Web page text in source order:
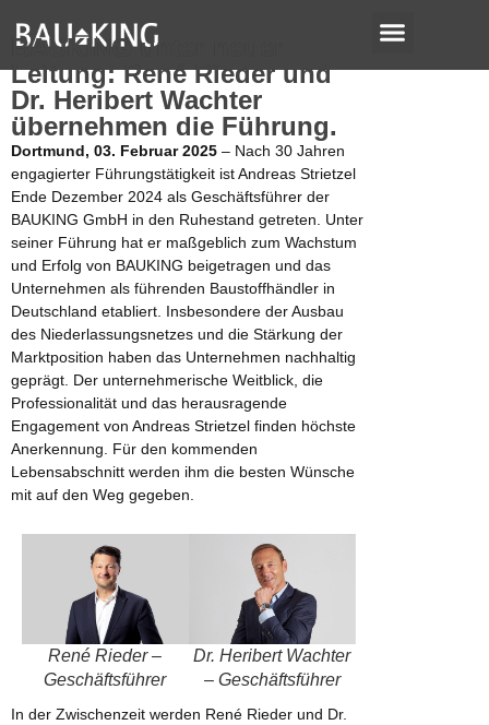
BAUKING unter neuer
Leitung: René Rieder und
Dr. Heribert Wachter
übernehmen die Führung.
Dortmund, 03. Februar2025 – Nach 30 Jahren
engagierter Führungstätigkeit ist Andreas Strietzel
Ende Dezember 2024 als Geschäftsführer der
BAUKING GmbH in den Ruhestand getreten. Unter
seiner Führung hat er maßgeblich zum Wachstum
und Erfolg von BAUKING beigetragen und das
Unternehmen als führenden Baustoffhändler in
Deutschland etabliert. Insbesondere der Ausbau
des Niederlassungsnetzes und die Stärkung der
Marktposition haben das Unternehmen nachhaltig
geprägt. Der unternehmerische Weitblick, die
Professionalität und das herausragende
Engagement von Andreas Strietzel finden höchste
Anerkennung. Für den kommenden
Lebensabschnitt werden ihm die besten Wünsche
mit auf den Weg gegeben.
René Rieder –
Geschäftsführer
Dr. Heribert Wachter
– Geschäftsführer
In der Zwischenzeit werden René Rieder und Dr.